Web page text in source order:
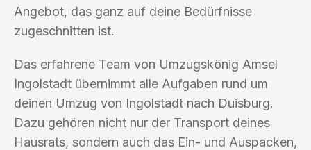
Angebot, das ganz auf deine Bedürfnisse
zugeschnitten ist.
Das erfahrene Team von Umzugskönig Amsel
Ingolstadt übernimmt alle Aufgaben rund um
deinen Umzug von Ingolstadt nach Duisburg.
Dazu gehören nicht nur der Transport deines
Hausrats, sondern auch das Ein- und Auspacken,